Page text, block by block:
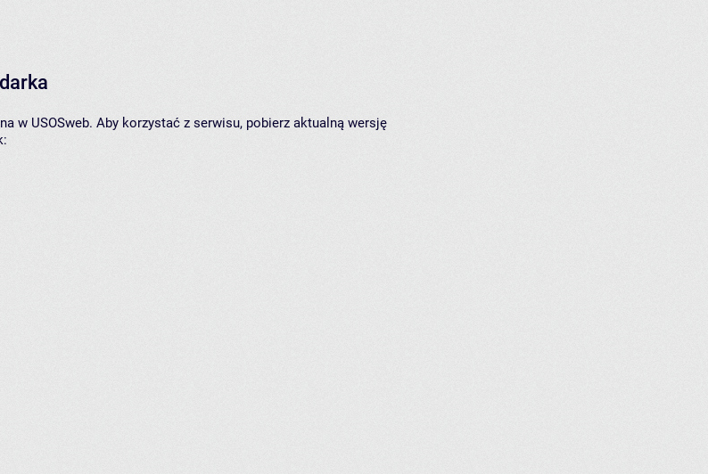
w USOSweb. Aby korzystać z serwisu, pobierz aktualną wersję